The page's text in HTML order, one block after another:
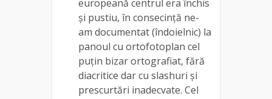
europeană centrul era închis
și pustiu, în consecință ne-
am documentat (îndoielnic) la
panoul cu ortofotoplan cel
puțin bizar ortografiat, fără
diacritice dar cu slashuri și
prescurtări inadecvate. Cel